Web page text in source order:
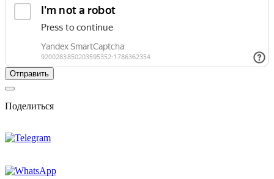
Поделиться